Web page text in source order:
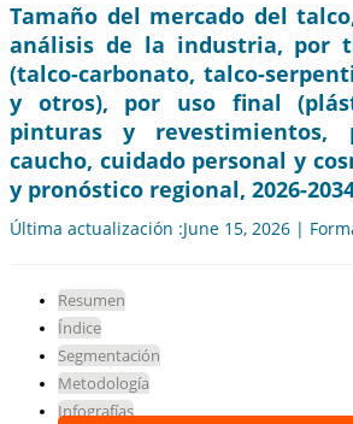
Tamaño del mercado del
análisis de la industria, por
(talco-carbonato, talco-
y otros), por uso final
pinturas y revestimientos,
caucho, cuidado personal y
y pronóstico regional, 2026-
Última actualización :June 15, 2026 |
Resumen
Índice
Segmentación
Metodología
Infografías